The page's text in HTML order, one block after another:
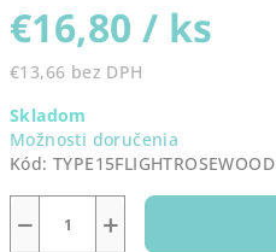
€16,80 / ks
€13,66 bez DPH
cena:
Skladom
Možnosti doručenia
Kód: TYPE15FLIGHTROSEWOOD
+
−